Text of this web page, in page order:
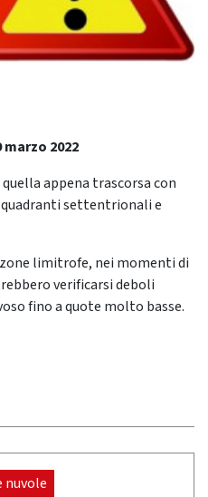
2022
appena trascorsa con
settentrionali e
limitrofe, nei momenti di
verificarsi deboli
fino a quote molto basse.
nuvole